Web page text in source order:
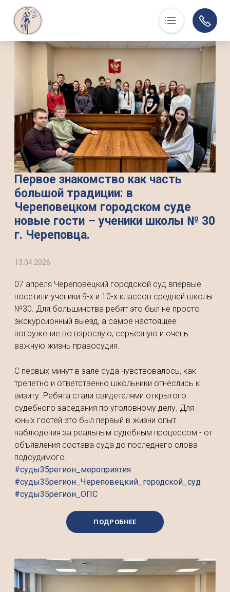
Основная навигация
О нас
Люди, события, факты
Суд в помощь
Юристам
История
Контакты
Суды области
Информация по делам
Музей
Первое знакомство как часть
большой традиции: в
Череповецком городском суде
новые гости – ученики школы № 30
г. Череповца.
13.04.2026
07 апреля Череповецкий городской суд впервые
посетили ученики 9-х и 10-х классов средней школы
№30. Для большинства ребят это был не просто
экскурсионный выезд, а самое настоящее
погружение во взрослую, серьезную и очень
важную жизнь правосудия.
С первых минут в зале суда чувствовалось, как
трепетно и ответственно школьники отнеслись к
визиту. Ребята стали свидетелями открытого
судебного заседания по уголовному делу. Для
юных гостей это был первый в жизни опыт
наблюдения за реальным судебным процессом - от
объявления состава суда до последнего слова
подсудимого.
#суды35регион_мероприятия
#суды35регион_Череповецкий_городской_суд
#суды35регион_ОПС
ПОДРОБНЕЕ